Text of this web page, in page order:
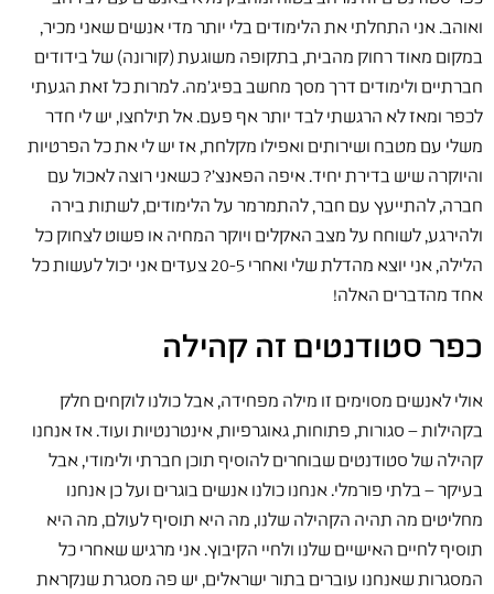
ואוהב. אני התחלתי את הלימודים בלי יותר מדי אנשים שאני מכיר,
במקום מאוד רחוק מהבית, בתקופה משוגעת (קורונה) של בידודים
חברתיים ולימודים דרך מסך מחשב בפיג'מה. למרות כל זאת הגעתי
לכפר ומאז לא הרגשתי לבד יותר אף פעם. אל תילחצו, יש לי חדר
משלי עם מטבח ושירותים ואפילו מקלחת, אז יש לי את כל הפרטיות
והיוקרה שיש בדירת יחיד. איפה הפאנצ'? כשאני רוצה לאכול עם
חברה, להתייעץ עם חבר, להתמרמר על הלימודים, לשתות בירה
ולהירגע, לשוחח על מצב האקלים ויוקר המחיה או פשוט לצחוק כל
הלילה, אני יוצא מהדלת שלי ואחרי 20-5 צעדים אני יכול לעשות כל
אחד מהדברים האלה!
כפר סטודנטים זה קהילה
אולי לאנשים מסוימים זו מילה מפחידה, אבל כולנו לוקחים חלק
בקהילות – סגורות, פתוחות, גאוגרפיות, אינטרנטיות ועוד. אז אנחנו
קהילה של סטודנטים שבוחרים להוסיף תוכן חברתי ולימודי, אבל
בעיקר – בלתי פורמלי. אנחנו כולנו אנשים בוגרים ועל כן אנחנו
מחליטים מה תהיה הקהילה שלנו, מה היא תוסיף לעולם, מה היא
תוסיף לחיים האישיים שלנו ולחיי הקיבוץ. אני מרגיש שאחרי כל
המסגרות שאנחנו עוברים בתור ישראלים, יש פה מסגרת שנקראת